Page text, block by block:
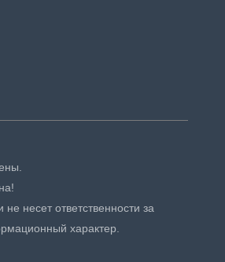
несет ответственности за
характер.